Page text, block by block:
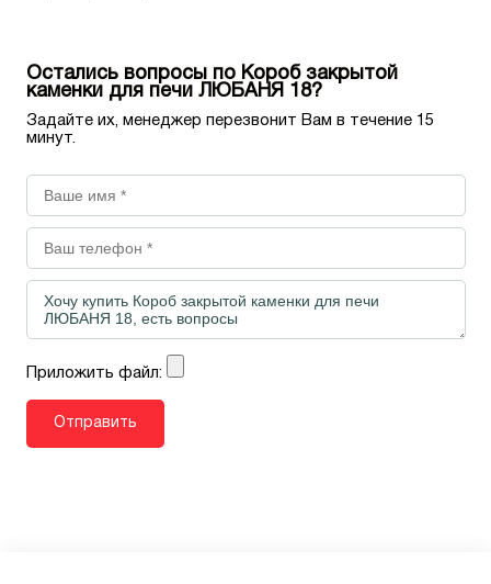
Остались вопросы по Короб закрытой
каменки для печи ЛЮБАНЯ 18?
Задайте их, менеджер перезвонит Вам в течение 15
минут.
Приложить файл: